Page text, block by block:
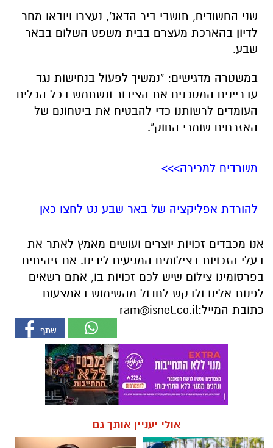
במשטרה מדגישים: "נמשיך לפעול בנחישות נגד
עבריינים המסכנים את הציבור ונשתמש בכל הכלים
העומדים לרשותנו כדי להבטיח את ביטחונם של
משרדים למכירה>>>
בפרסומינו צילום שיש לכם זכויות בו, אתם רשאים
כתובת המייל:ram@isnet.co.il
אולי יעניין אותך גם